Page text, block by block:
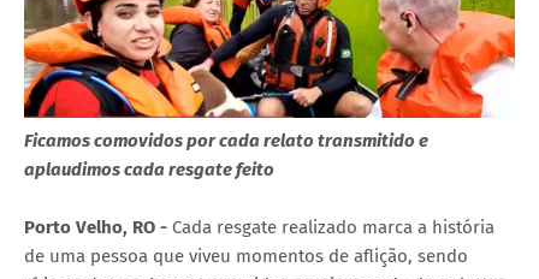
Ficamos comovidos por cada relato transmitido e
aplaudimos cada resgate feito
Porto Velho, RO - Cada resgate realizado marca a história
de uma pessoa que viveu momentos de aflição, sendo